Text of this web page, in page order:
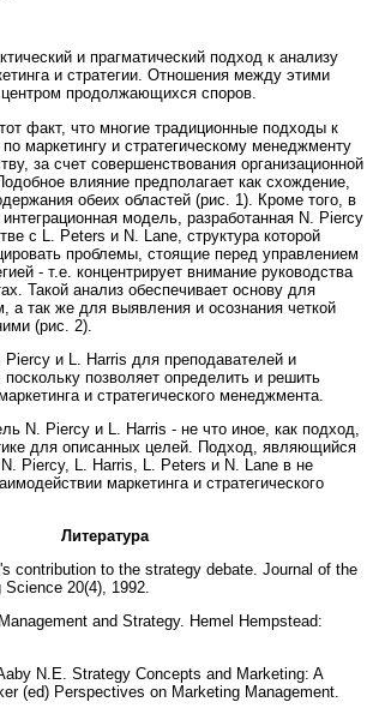
и прагматический подход к анализу
и стратегии. Отношения между этими
продолжающихся споров.
факт, что многие традиционные подходы к
маркетингу и стратегическому менеджменту
за счет совершенствования организационной
влияние предполагает как схождение,
обеих областей (рис. 1). Кроме того, в
модель, разработанная N. Piercy
с L. Peters и N. Lane, структура которой
проблемы, стоящие перед управлением
- т.е. концентрирует внимание руководства
Такой анализ обеспечивает основу для
а так же для выявления и осознания четкой
(рис. 2).
и L. Harris для преподавателей и
поскольку позволяет определить и решить
и стратегического менеджмента.
N. Piercy и L. Harris - не что иное, как подход,
для описанных целей. Подход, являющийся
Piercy, L. Harris, L. Peters и N. Lane в не
маркетинга и стратегического
Литература
contribution to the strategy debate. Journal of the
20(4), 1992.
and Strategy. Hemel Hempstead:
N.E. Strategy Concepts and Marketing: A
(ed) Perspectives on Marketing Management.